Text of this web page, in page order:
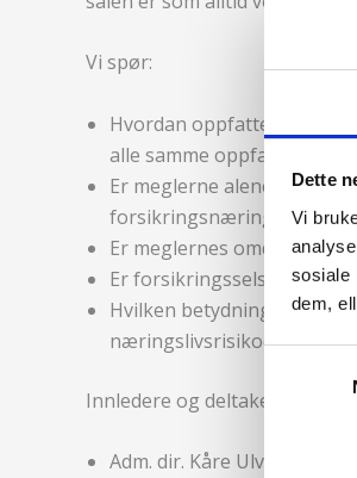
Dette
Vi
sosiale
dem,
Vi spør:
Hvordan oppfattes
alle samme oppfatning eller
Er meglerne alene
forsikringsnæringen
Er meglernes omdømme i
Er forsikringsselskaper og
Hvilken betydning har
næringslivsrisikoer?
Innledere og deltakere i
Adm. dir. Kåre Ulvin,